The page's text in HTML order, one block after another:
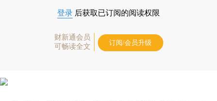
登录 后获取已订阅的阅读权限
财新通会员
可畅读全文
订阅/会员升级